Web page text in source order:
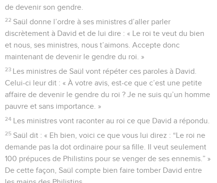
de devenir son gendre.
22 Saül donne l’ordre à ses ministres d’aller parler
discrètement à David et de lui dire : « Le roi te veut du bien
et nous, ses ministres, nous t’aimons. Accepte donc
maintenant de devenir le gendre du roi. »
23 Les ministres de Saül vont répéter ces paroles à David.
Celui-ci leur dit : « À votre avis, est-ce que c’est une petite
affaire de devenir le gendre du roi ? Je ne suis qu’un homme
pauvre et sans importance. »
24 Les ministres vont raconter au roi ce que David a répondu.
25 Saül dit : « Eh bien, voici ce que vous lui direz : “Le roi ne
demande pas la dot ordinaire pour sa fille. Il veut seulement
100 prépuces de Philistins pour se venger de ses ennemis.” »
De cette façon, Saül compte bien faire tomber David entre